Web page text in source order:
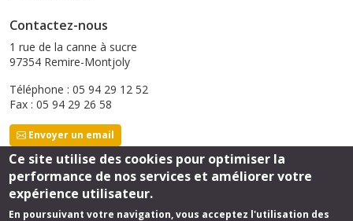
Contactez-nous
1 rue de la canne à sucre
97354 Remire-Montjoly
Téléphone : 05 94 29 12 52
Fax : 05 94 29 26 58
Envoyer un email
Suivez-nous
Ce site utilise des cookies pour optimiser la
performance de nos services et améliorer votre
expérience utilisateur.
En poursuivant votre navigation, vous acceptez l'utilisation des